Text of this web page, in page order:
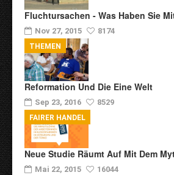
Fluchtursachen - Was Haben Sie
Nov 27, 2015 8174
Reformation Und Die Eine Welt
Sep 23, 2016 8529
THEMEN
Neue Studie Räumt Auf Mit Dem
Mai 22, 2015 16044
FAIRER HANDEL